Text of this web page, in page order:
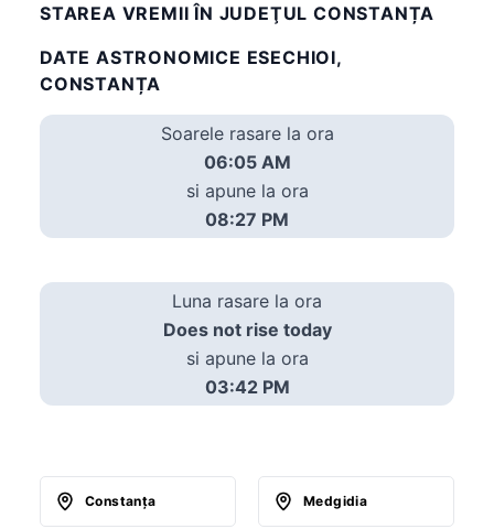
STAREA VREMII ÎN JUDEŢUL CONSTANȚA
DATE ASTRONOMICE ESECHIOI,
CONSTANȚA
Soarele rasare la ora
06:05 AM
si apune la ora
08:27 PM
Luna rasare la ora
Does not rise today
si apune la ora
03:42 PM
Constanţa Medgidia